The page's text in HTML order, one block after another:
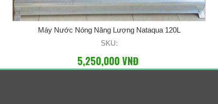
Máy Nước Nóng Năng Lượng Nataqua 120L
SKU:
5,250,000 VNĐ